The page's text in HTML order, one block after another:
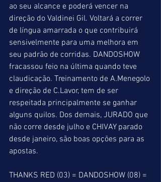
ao seu alcance e poderá vencer na
direção do Valdinei Gil. Voltará a correr
de língua amarrada o que contribuirá
sensivelmente para uma melhora em
seu padrão de corridas. DANDOSHOW
fracassou feio na última quando teve
claudicação. Treinamento de A.Menegolo
e direção de C.Lavor, tem de ser
respeitada principalmente se ganhar
alguns quilos. Dos demais, JURADO que
não corre desde julho e CHIVAY parado
desde janeiro, são boas opções para as
apostas.
THANKS RED (03) = DANDOSHOW (08) =